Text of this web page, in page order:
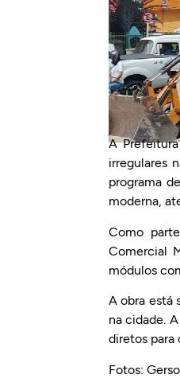
A
irregulares
programa
moderna,
Como
Comercial
módulos
A obra está
na cidade.
diretos para
Fotos: